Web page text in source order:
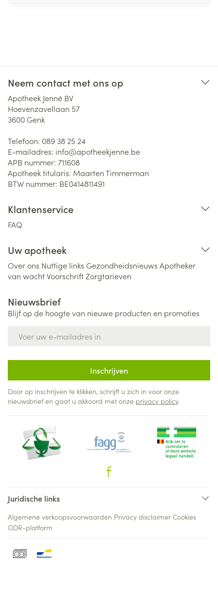
Neem contact met ons op
Apotheek Jenné BV
Hoevenzavellaan 57
3600 Genk
Telefoon: 089 38 25 24
E-mailadres: info@apotheekjenne.be
APB nummer: 711608
Apotheek titularis: Maarten Timmerman
BTW nummer: BE0414811491
Klantenservice
FAQ
Uw apotheek
Over ons Nuttige links Gezondheidsnieuws Apotheker
van wachtVoorschriftZorgtarieven
Nieuwsbrief
Blijf op de hoogte van nieuwe producten en promoties
Inschrijven
Door op inschrijven te klikken, schrijft u zich in voor onze
nieuwsbrief en gaat u akkoord met onze privacy policy.
Juridische links
Algemene verkoopsvoorwaarden Privacy disclaimer Cookies
ODR-platform